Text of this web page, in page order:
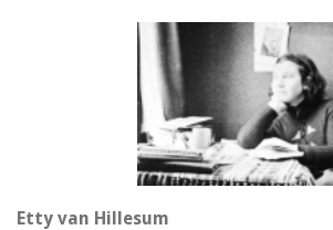
Etty van Hillesum